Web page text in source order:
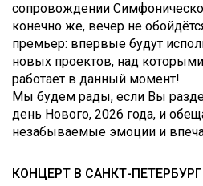
сопровождении
конечно же, вечер не
премьер: впервые будут
новых проектов, над
работает в данный момент!
Мы будем рады, если Вы
день Нового, 2026 года, и
незабываемые эмоции и
КОНЦЕРТ В САНКТ-